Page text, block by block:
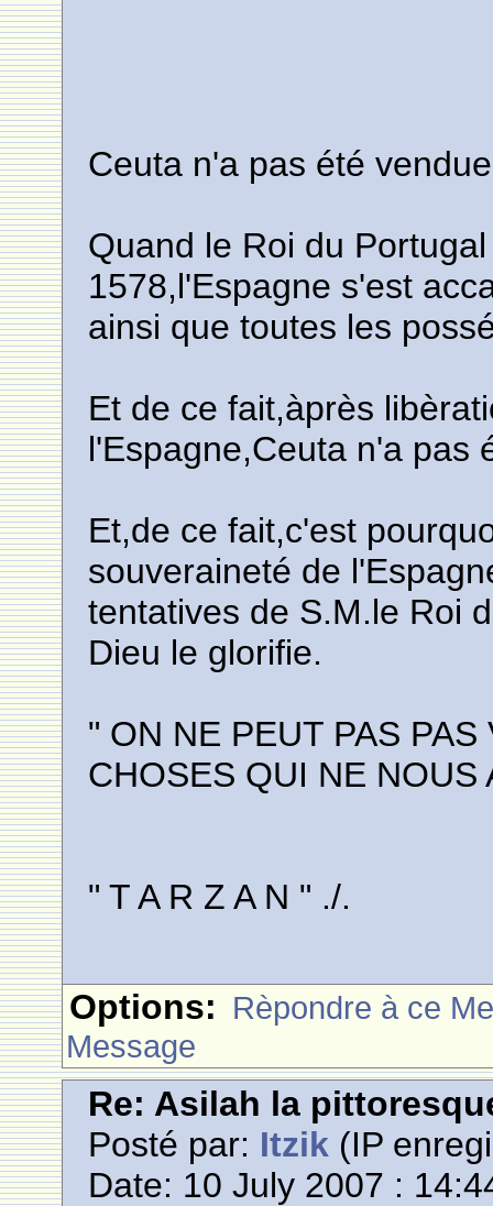
Ceuta n'a pas été
Quand le Roi du
1578,l'Espagne s'est
ainsi que toutes les
Et de ce fait,àprès
l'Espagne,Ceuta n'a pas
Et,de ce fait,c'est
souveraineté de
tentatives de S.M.le Roi
Dieu le glorifie.
" ON NE PEUT PAS
CHOSES QUI NE NOUS
" T A R Z A N " ./.
Options: Rèpondre à ce
Message
Re: Asilah la
Posté par: Itzik (IP
Date: 10 July 2007 :